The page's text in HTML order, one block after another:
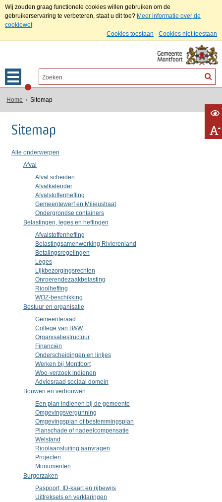
Wij zouden graag functionele cookies willen gebruiken om de
gebruikerservaring te verbeteren, staat u dit toe? Meer informatie over de
cookiewet
Cookies toestaan
Cookies niet toestaan
Home Sitemap
Sitemap
Alle onderwerpen
Afval
Afval scheiden
Afvalkalender
Afvalstoffenheffing
Gemeentewerf en Milieustraat
Ondergrondse containers
Belastingen, leges en heffingen
Afvalstoffenheffing
Belastingsamenwerking Rivierenland
Betalingsregelingen
Leges
Lijkbezorgingsrechten
Onroerendezaakbelasting
Rioolheffing
WOZ-beschikking
Bestuur en organisatie
Gemeenteraad
College van B&W
Organisatiestructuur
Financiën
Onderscheidingen en lintjes
Werken bij Montfoort
Woo-verzoek indienen
Adviesraad sociaal domein
Bouwen en verbouwen
Een plan indienen bij de gemeente
Omgevingsvergunning
Omgevingsplan of bestemmingsplan
Planschade of nadeelcompensatie
Welstand
Rioolaansluiting aanvragen
Projecten
Monumenten
Burgerzaken
Paspoort, ID-kaart en rijbewijs
Uittreksels en verklaringen